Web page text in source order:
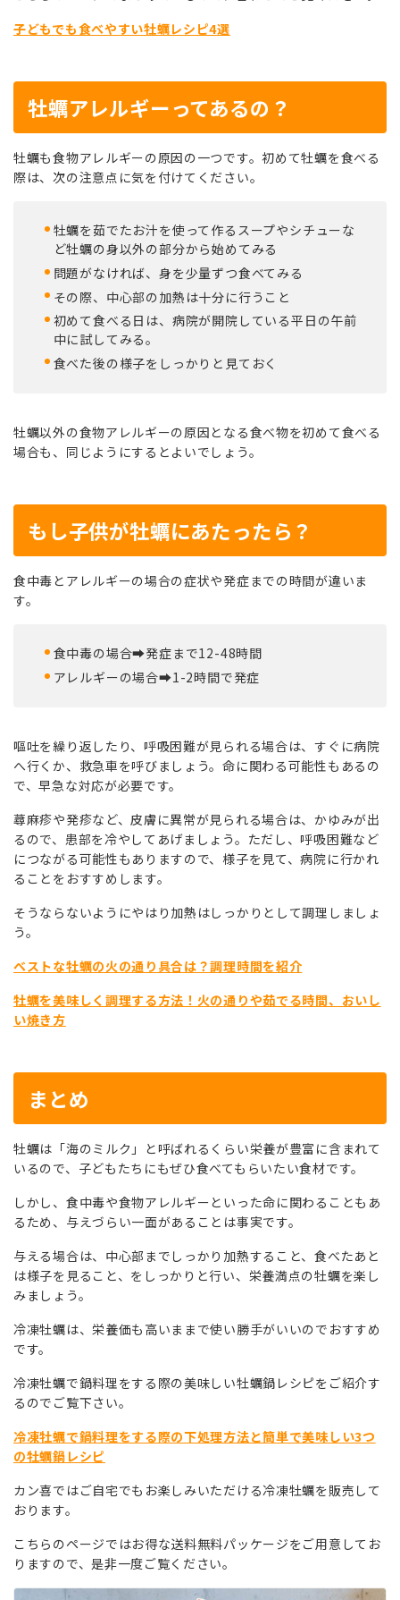
子どもでも食べやすい牡蠣レシピ4選
牡蠣アレルギーってあるの？
牡蠣も食物アレルギーの原因の一つです。初めて牡蠣を食べる
際は、次の注意点に気を付けてください。
牡蠣を茹でたお汁を使って作るスープやシチューな
ど牡蠣の身以外の部分から始めてみる
問題がなければ、身を少量ずつ食べてみる
その際、中心部の加熱は十分に行うこと
初めて食べる日は、病院が開院している平日の午前
中に試してみる。
食べた後の様子をしっかりと見ておく
牡蠣以外の食物アレルギーの原因となる食べ物を初めて食べる
場合も、同じようにするとよいでしょう。
もし子供が牡蠣にあたったら？
食中毒とアレルギーの場合の症状や発症までの時間が違いま
す。
食中毒の場合➡発症まで12-48時間
アレルギーの場合➡1-2時間で発症
嘔吐を繰り返したり、呼吸困難が見られる場合は、すぐに病院
へ行くか、救急車を呼びましょう。命に関わる可能性もあるの
で、早急な対応が必要です。
蕁麻疹や発疹など、皮膚に異常が見られる場合は、かゆみが出
るので、患部を冷やしてあげましょう。ただし、呼吸困難など
につながる可能性もありますので、様子を見て、病院に行かれ
ることをおすすめします。
そうならないようにやはり加熱はしっかりとして調理しましょ
う。
ベストな牡蠣の火の通り具合は？調理時間を紹介
牡蠣を美味しく調理する方法！火の通りや茹でる時間、おいし
い焼き方
まとめ
牡蠣は「海のミルク」と呼ばれるくらい栄養が豊富に含まれて
いるので、子どもたちにもぜひ食べてもらいたい食材です。
しかし、食中毒や食物アレルギーといった命に関わることもあ
るため、与えづらい一面があることは事実です。
与える場合は、中心部までしっかり加熱すること、食べたあと
は様子を見ること、をしっかりと行い、栄養満点の牡蠣を楽し
みましょう。
冷凍牡蠣は、栄養価も高いままで使い勝手がいいのでおすすめ
です。
冷凍牡蠣で鍋料理をする際の美味しい牡蠣鍋レシピをご紹介す
るのでご覧下さい。
冷凍牡蠣で鍋料理をする際の下処理方法と簡単で美味しい3つ
の牡蠣鍋レシピ
カン喜ではご自宅でもお楽しみいただける冷凍牡蠣を販売して
おります。
こちらのページではお得な送料無料パッケージをご用意してお
りますので、是非一度ご覧ください。